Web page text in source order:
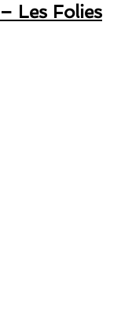
Les Folies